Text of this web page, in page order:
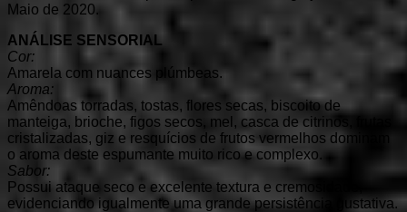
Maio de 2020.
ANÁLISE SENSORIAL
Cor:
Amarela com nuances plúmbeas.
Aroma:
Amêndoas torradas, tostas, flores secas, biscoito de
manteiga, brioche, figos secos, mel, casca de citrinos, frutas
cristalizadas, giz e resquícios de frutos vermelhos dominam
o aroma deste espumante muito rico e complexo.
Sabor:
Possui ataque seco e excelente textura e cremosidade,
evidenciando igualmente uma grande persistência gustativa.